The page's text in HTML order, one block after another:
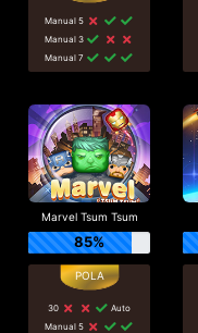
Manual 5
Manual 3
Manual 7
Marvel Tsum Tsum
85%
30
Auto
Manual 5